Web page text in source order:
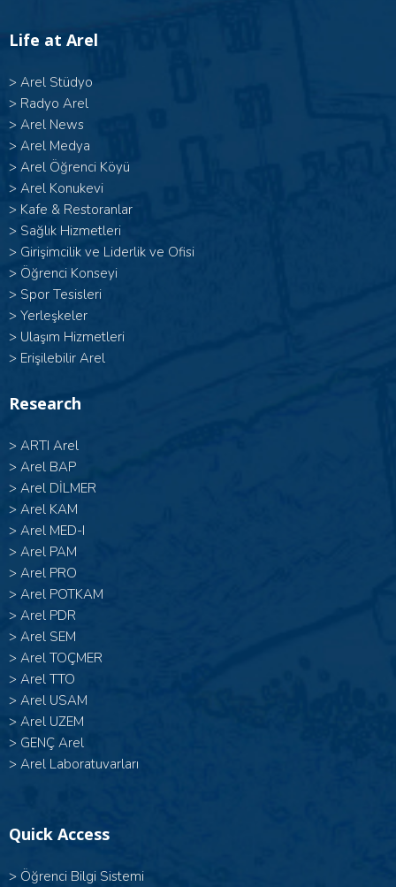
Life at Arel
> Arel Stüdyo
> Radyo Arel
> Arel News
> Arel Medya
> Arel Öğrenci Köyü
> Arel Konukevi
> Kafe & Restoranlar
> Sağlık Hizmetleri
> Girişimcilik ve Liderlik ve Ofisi
> Öğrenci Konseyi
> Spor Tesisleri
> Yerleşkeler
> Ulaşım Hizmetleri
> Erişilebilir Arel
Research
> ARTI Arel
> Arel BAP
> Arel DİLMER
> Arel KAM
> Arel MED-I
> Arel PAM
> Arel PRO
> Arel POTKAM
> Arel PDR
> Arel SEM
> Arel TOÇMER
> Arel TTO
> Arel USAM
> Arel UZEM
> GENÇ Arel
> Arel Laboratuvarları
Quick Access
> Öğrenci Bilgi Sistemi